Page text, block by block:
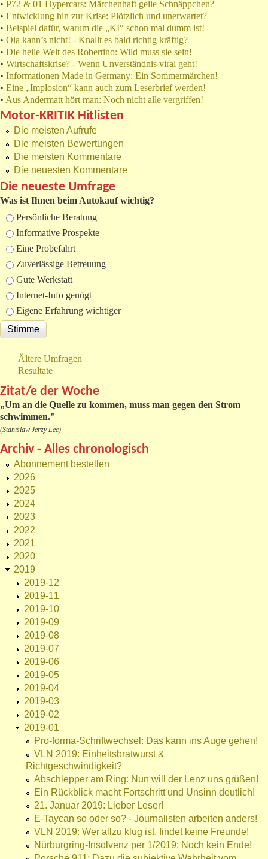
• P72 & 01 Hypercars: Märchenhaft geile Schnäppchen?
• Entwicklung hin zur Krise: Plötzlich und unerwartet?
• Beispiel dafür, warum die „KI“ schon mal dumm ist!
• Ola kann’s nicht! - Knallt es bald richtig kräftig?
• Die heile Welt des Robertino: Wild muss sie sein!
• Wirtschaftskrise? - Wenn Unverständnis viral geht!
• Informationen Made in Germany: Ein Sommermärchen!
• Eine „Implosion“ kann auch zum Leserbrief werden!
• Aus Andermatt hört man: Noch nicht alle vergriffen!
Motor-KRITIK Hitlisten
Die meisten Aufrufe
Die meisten Bewertungen
Die meisten Kommentare
Die neuesten Kommentare
Die neueste Umfrage
Was ist Ihnen beim Autokauf wichtig?
Auswahlmöglichkeiten
Persönliche Beratung
Informative Prospekte
Eine Probefahrt
Zuverlässige Betreuung
Gute Werkstatt
Internet-Info genügt
Eigene Erfahrung wichtiger
Ältere Umfragen
Resultate
Zitat/e der Woche
„Um an die Quelle zu kommen, muss man gegen den Strom
schwimmen."
(Stanislaw Jerzy Lec)
Archiv - Alles chronologisch
Abonnement bestellen
2026
2025
2024
2023
2022
2021
2020
2019
2019-12
2019-11
2019-10
2019-09
2019-08
2019-07
2019-06
2019-05
2019-04
2019-03
2019-02
2019-01
Pro-forma-Schriftwechsel: Das kann ins Auge gehen!
VLN 2019: Einheitsbratwurst &
Richtgeschwindigkeit?
Abschlepper am Ring: Nun will der Lenz uns grüßen!
Ein Rückblick macht Fortschritt und Unsinn deutlich!
21. Januar 2019: Lieber Leser!
E-Taycan so oder so? - Journalisten arbeiten anders!
VLN 2019: Wer allzu klug ist, findet keine Freunde!
Nürburgring-Insolvenz per 1/2019: Noch kein Ende!